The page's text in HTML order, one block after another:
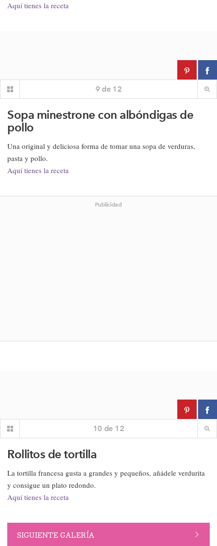
Aquí tienes la receta
9 de 12
Sopa minestrone con albóndigas de
pollo
Una original y deliciosa forma de tomar una sopa de verduras,
pasta y pollo.
Aquí tienes la receta
Publicidad
10 de 12
Rollitos de tortilla
La tortilla francesa gusta a grandes y pequeños, añádele verdurita
y consigue un plato redondo.
Aquí tienes la receta
SIGUIENTE GALERÍA